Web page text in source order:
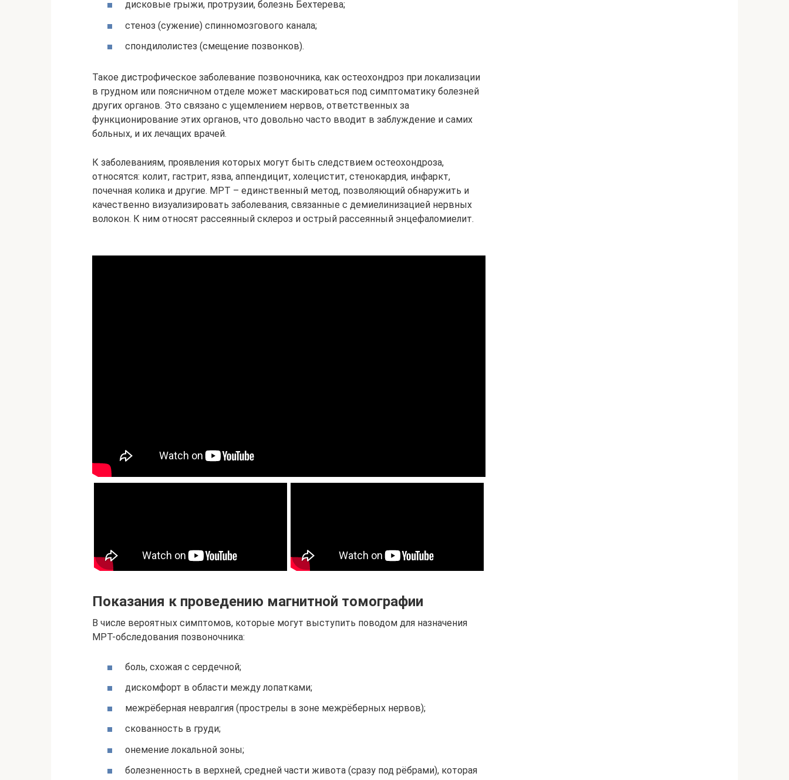
дисковые грыжи, протрузии, болезнь Бехтерева;
стеноз (сужение) спинномозгового канала;
спондилолистез (смещение позвонков).
Такое дистрофическое заболевание позвоночника, как остеохондроз при локализации
в грудном или поясничном отделе может маскироваться под симптоматику болезней
других органов. Это связано с ущемлением нервов, ответственных за
функционирование этих органов, что довольно часто вводит в заблуждение и самих
больных, и их лечащих врачей.
К заболеваниям, проявления которых могут быть следствием остеохондроза,
относятся: колит, гастрит, язва, аппендицит, холецистит, стенокардия, инфаркт,
почечная колика и другие. МРТ – единственный метод, позволяющий обнаружить и
качественно визуализировать заболевания, связанные с демиелинизацией нервных
волокон. К ним относят рассеянный склероз и острый рассеянный энцефаломиелит.
Показания к проведению магнитной томографии
В числе вероятных симптомов, которые могут выступить поводом для назначения
МРТ-обследования позвоночника:
боль, схожая с сердечной;
дискомфорт в области между лопатками;
межрёберная невралгия (прострелы в зоне межрёберных нервов);
скованность в груди;
онемение локальной зоны;
болезненность в верхней, средней части живота (сразу под рёбрами), которая